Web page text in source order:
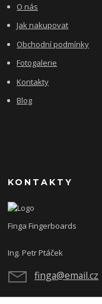
O nás
Jak nakupovat
Obchodní podmínky
Fotogalerie
Kontakty
Blog
KONTAKTY
Finga Fingerboards
Ing. Petr Ptáček
finga@email.cz